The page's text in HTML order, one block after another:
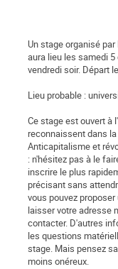
Un stage organisé
aura lieu les samedi
vendredi soir. Départ
Lieu probable :
Ce stage est ouvert à
reconnaissent dans
Anticapitalisme et
: n'hésitez pas à le
inscrire le plus
précisant sans
vous pouvez
laisser votre adresse
contacter. D'autres
les questions
stage. Mais pensez
moins onéreux.